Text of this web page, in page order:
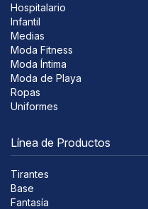
Hospitalario
Infantil
Medias
Moda Fitness
Moda Íntima
Moda de Playa
Ropas
Uniformes
Línea de Productos
Tirantes
Base
Fantasía